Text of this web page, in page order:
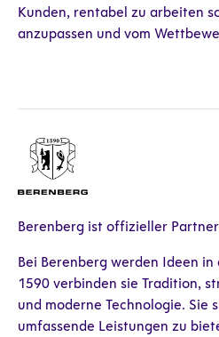
Kunden, rentabel zu arbeiten
anzupassen und vom
Berenberg ist offizieller
Bei Berenberg werden Ideen
1590 verbinden sie Tradition,
und moderne Technologie. Sie
umfassende Leistungen zu